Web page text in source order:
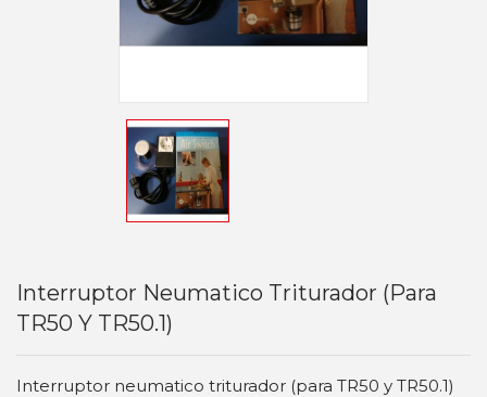
Interruptor Neumatico Triturador (para
TR50 Y TR50.1)
Interruptor neumatico triturador (para TR50 y TR50.1)